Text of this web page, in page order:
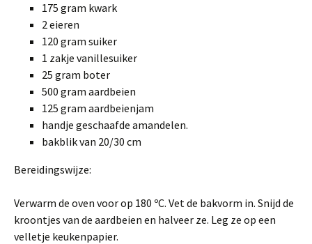
175 gram kwark
2 eieren
120 gram suiker
1 zakje vanillesuiker
25 gram boter
500 gram aardbeien
125 gram aardbeienjam
handje geschaafde amandelen.
bakblik van 20/30 cm
Bereidingswijze:
Verwarm de oven voor op 180 ºC. Vet de bakvorm in. Snijd de
kroontjes van de aardbeien en halveer ze. Leg ze op een
velletje keukenpapier.